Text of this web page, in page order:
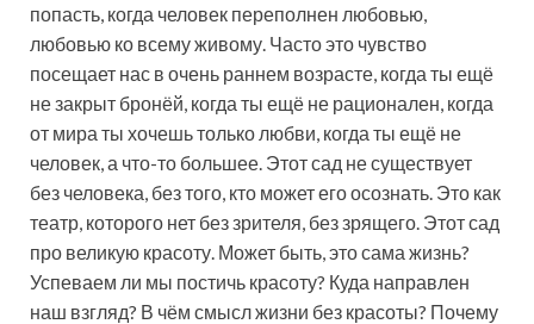
попасть, когда человек переполнен любовью,
любовью ко всему живому. Часто это чувство
посещает нас в очень раннем возрасте, когда ты ещё
не закрыт бронёй, когда ты ещё не рационален, когда
от мира ты хочешь только любви, когда ты ещё не
человек, а что-то большее. Этот сад не существует
без человека, без того, кто может его осознать. Это как
театр, которого нет без зрителя, без зрящего. Этот сад
про великую красоту. Может быть, это сама жизнь?
Успеваем ли мы постичь красоту? Куда направлен
наш взгляд? В чём смысл жизни без красоты? Почему